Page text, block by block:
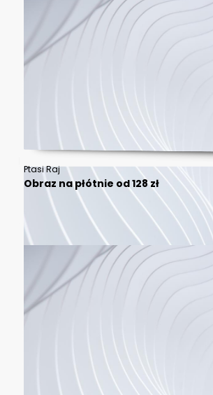
Ptasi Raj
Obraz na płótnie od 128 zł